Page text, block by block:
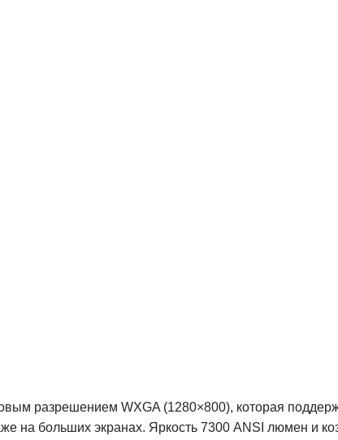
разрешением WXGA (1280×800), которая
на больших экранах. Яркость 7300 ANSI люмен и